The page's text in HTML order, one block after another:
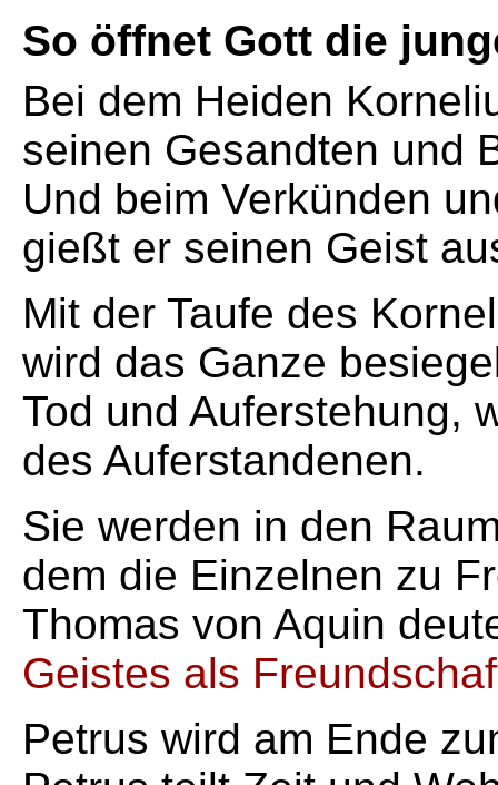
So öffnet Gott die
Bei dem Heiden
seinen Gesandten und
Und beim Verkünden
gießt er seinen Geist
Mit der Taufe des
wird das Ganze
Tod und Auferstehung,
des Auferstandenen.
Sie werden in den
dem die Einzelnen zu
Thomas von Aquin
Geistes als
Petrus wird am Ende